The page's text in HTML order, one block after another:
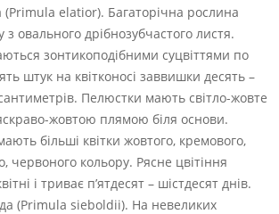
elatior). Багаторічна рослина
з овального дрібнозубчастого листя.
зонтикоподібними суцвіттями по
штук на квітконосі заввишки десять –
Пелюстки мають світло-жовте
жовтою плямою біля основи.
більші квітки жовтого, кремового,
червоного кольору. Рясне цвітіння
і триває п’ятдесят – шістдесят днів.
(Primula sieboldii). На невеликих